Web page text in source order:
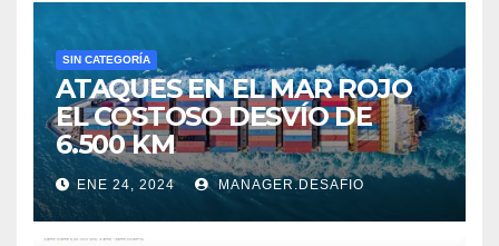
SIN CATEGORÍA
ATAQUES EN EL MAR ROJO
EL COSTOSO DESVÍO DE
6.500 KM
ENE 24, 2024 MANAGER.DESAFIO